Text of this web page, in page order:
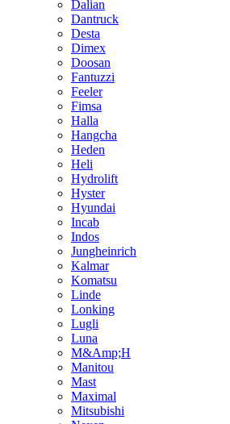
Dalian
Dantruck
Desta
Dimex
Doosan
Fantuzzi
Feeler
Fimsa
Halla
Hangcha
Heden
Heli
Hydrolift
Hyster
Hyundai
Incab
Indos
Jungheinrich
Kalmar
Komatsu
Linde
Lonking
Lugli
Luna
M&Amp;H
Manitou
Mast
Maximal
Mitsubishi